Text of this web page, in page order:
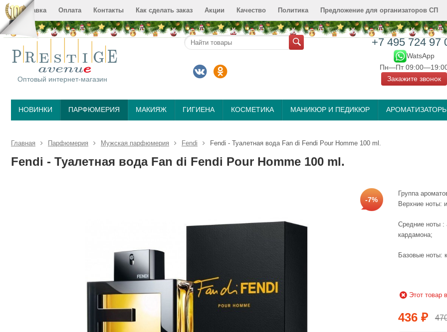
Доставка Оплата Контакты Как сделать заказ Акции Качество Политика Предложение для организаторов СП
Оптовый интернет-магазин
+7 495 724 97
WatsApp
Пн—Пт
Закажите звонок
НОВИНКИ ПАРФЮМЕРИЯ МАКИЯЖ ГИГИЕНА КОСМЕТИКА МАНИКЮР И ПЕДИКЮР
Главная Парфюмерия Мужская парфюмерия Fendi Fendi - Туалетная вода Fan di Fendi Pour Homme 100 ml.
Fendi - Туалетная вода Fan di Fendi Pour Homme 100 ml.
-7%
Группа
Верхние ноты:
Средние ноты :
кардамона;
Базовые ноты:
Этот товар
436 ₽